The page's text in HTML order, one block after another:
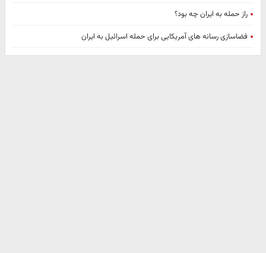
راز حمله به ایران چه بود؟
فضاسازی رسانه های آمریکایی برای حمله اسرائیل به ایران